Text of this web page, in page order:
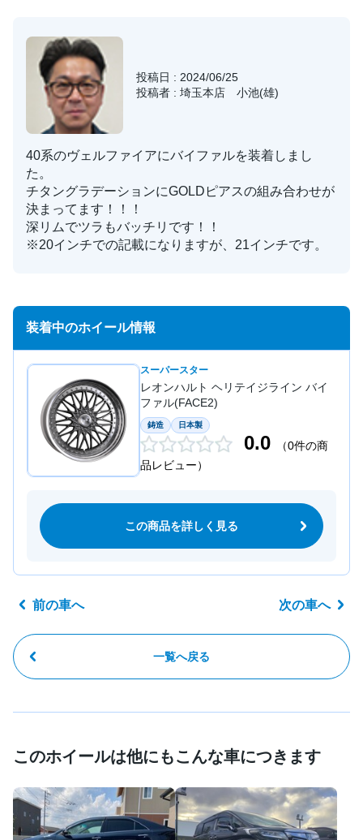
投稿日 : 2024/06/25
投稿者 : 埼玉本店 小池(雄)
40系のヴェルファイアにバイファルを装着しまし
た。
チタングラデーションにGOLDピアスの組み合わせが
決まってます！！！
深リムでツラもバッチリです！！
※20インチでの記載になりますが、21インチです。
装着中のホイール情報
スーパースター
レオンハルト ヘリテイジライン バイ
ファル(FACE2)
鋳造 日本製
0.0
（0件の商
品レビュー）
この商品を詳しく見る
前の車へ
一覧へ戻る
次の車へ
このホイールは他にもこんな車につきます